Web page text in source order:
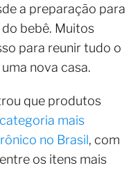
a preparação para
bebê. Muitos
para reunir tudo o
nova casa.
que produtos
mais
no Brasil, com
os itens mais